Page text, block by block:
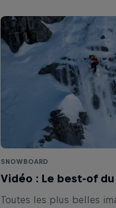
SNOWBOARD
Vidéo : Le best-of
Toutes les plus belles